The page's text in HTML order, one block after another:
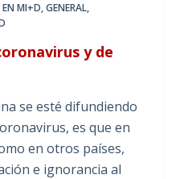
MI+D,GENERAL,
y de
se esté difundiendo
es que en
en otros países,
e ignorancia al